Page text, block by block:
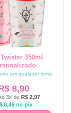
350ml
em qualquer tema
8,90
3x de R$ 2,97
8,46 no pix